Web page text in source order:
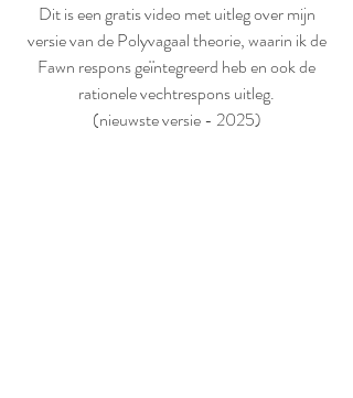
Dit is een gratis video met uitleg over mijn
versie van de Polyvagaal theorie, waarin ik de
Fawn respons geïntegreerd heb en ook de
rationele vechtrespons uitleg.
(nieuwste versie - 2025)